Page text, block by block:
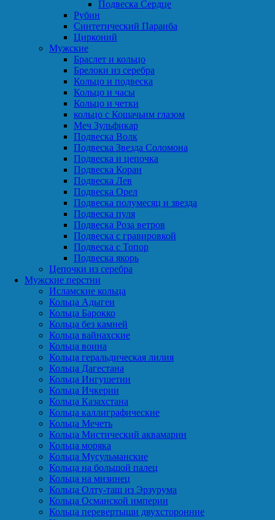
Подвеска Сердце
Рубин
Синтетический Параиба
Цирконий
Мужские
Браслет и кольцо
Брелоки из серебра
Кольцо и подвеска
Кольцо и часы
Кольцо и четки
кольцо с Кошачьим глазом
Меч Зульфикар
Подвеска Волк
Подвеска Звезда Соломона
Подвеска и цепочка
Подвеска Коран
Подвеска Лев
Подвеска Орел
Подвеска полумесяц и звезда
Подвеска пуля
Подвеска Роза ветров
Подвеска с гравировкой
Подвеска с Топор
Подвеска якорь
Цепочки из серебра
Мужские перстни
Исламские кольца
Кольца Адыгеи
Кольца Барокко
Кольца без камней
Кольца вайнахские
Кольца воина
Кольца геральдическая лилия
Кольца Дагестана
Кольца Ингушетии
Кольца Ичкерии
Кольца Казахстана
Кольца каллиграфические
Кольца Мечеть
Кольца Мистический аквамарин
Кольца моряка
Кольца Мусульманские
Кольца на большой палец
Кольца на мизинец
Кольца Олту-таш из Эрзурума
Кольца Османской империи
Кольца перевертыши двухсторонние